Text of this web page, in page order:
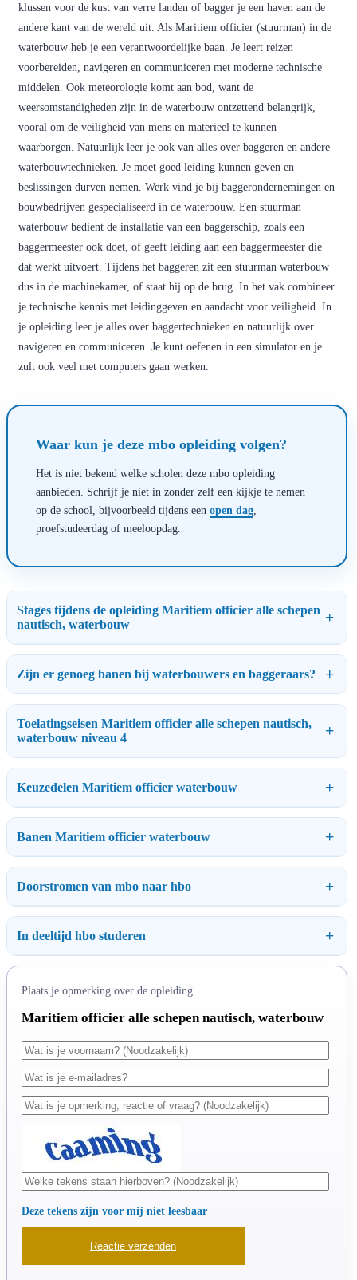
klussen voor de kust van verre landen of bagger je een haven aan de
andere kant van de wereld uit. Als Maritiem officier (stuurman) in de
waterbouw heb je een verantwoordelijke baan. Je leert reizen
voorbereiden, navigeren en communiceren met moderne technische
middelen. Ook meteorologie komt aan bod, want de
weersomstandigheden zijn in de waterbouw ontzettend belangrijk,
vooral om de veiligheid van mens en materieel te kunnen
waarborgen. Natuurlijk leer je ook van alles over baggeren en andere
waterbouwtechnieken. Je moet goed leiding kunnen geven en
beslissingen durven nemen. Werk vind je bij baggerondernemingen en
bouwbedrijven gespecialiseerd in de waterbouw. Een stuurman
waterbouw bedient de installatie van een baggerschip, zoals een
baggermeester ook doet, of geeft leiding aan een baggermeester die
dat werkt uitvoert. Tijdens het baggeren zit een stuurman waterbouw
dus in de machinekamer, of staat hij op de brug. In het vak combineer
je technische kennis met leidinggeven en aandacht voor veiligheid. In
je opleiding leer je alles over baggertechnieken en natuurlijk over
navigeren en communiceren. Je kunt oefenen in een simulator en je
zult ook veel met computers gaan werken.
Waar kun je deze mbo opleiding volgen?
Het is niet bekend welke scholen deze mbo opleiding
aanbieden. Schrijf je niet in zonder zelf een kijkje te nemen
op de school, bijvoorbeeld tijdens een open dag
proefstudeerdag of meeloopdag.
Stages tijdens de opleiding Maritiem officier alle schepen
nautisch, waterbouw
Zijn er genoeg banen bij waterbouwers en baggeraars?
Toelatingseisen Maritiem officier alle schepen nautisch,
waterbouw niveau 4
Keuzedelen Maritiem officier waterbouw
Banen Maritiem officier waterbouw
Doorstromen van mbo naar hbo
In deeltijd hbo studeren
Plaats je opmerking over de opleiding
Maritiem officier alle schepen nautisch, waterbouw
Deze tekens zijn voor mij niet leesbaar